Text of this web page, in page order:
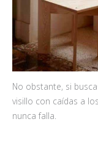
No obstante, si
visillo con caídas a
nunca falla.